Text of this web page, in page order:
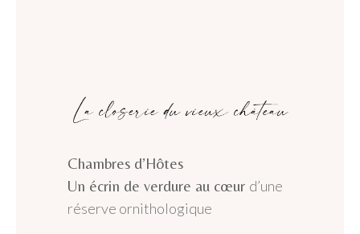
Chambres d’Hôtes
Un écrin de verdure au cœur d’une
réserve ornithologique